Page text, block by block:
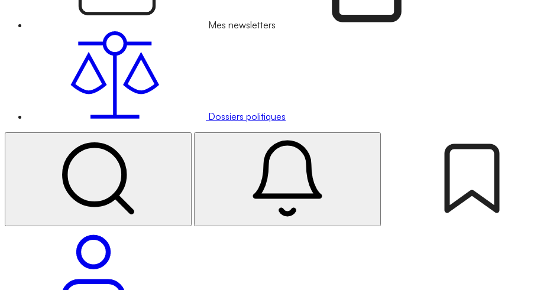
Mes newsletters
Dossiers politiques